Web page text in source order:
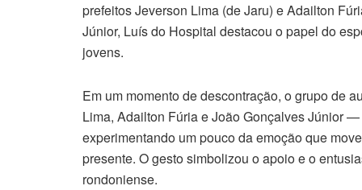
prefeitos Jeverson Lima (de Jaru) e Adailton
Júnior, Luís do Hospital destacou o papel do
jovens.
Em um momento de descontração, o grupo de
Lima, Adailton Fúria e João Gonçalves Júnior
experimentando um pouco da emoção que
presente. O gesto simbolizou o apoio e o
rondoniense.